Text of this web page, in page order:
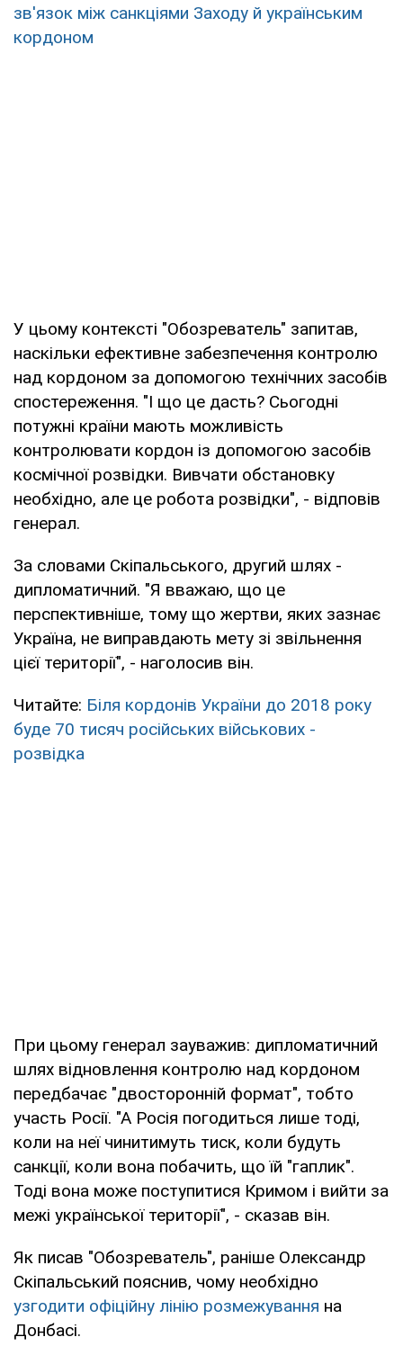
зв'язок між санкціями Заходу й українським
кордоном
У цьому контексті "Обозреватель" запитав,
наскільки ефективне забезпечення контролю
над кордоном за допомогою технічних засобів
спостереження. "І що це дасть? Сьогодні
потужні країни мають можливість
контролювати кордон із допомогою засобів
космічної розвідки. Вивчати обстановку
необхідно, але це робота розвідки", - відповів
генерал.
За словами Скіпальського, другий шлях -
дипломатичний. "Я вважаю, що це
перспективніше, тому що жертви, яких зазнає
Україна, не виправдають мету зі звільнення
цієї території", - наголосив він.
Читайте: Біля кордонів України до 2018 року
буде 70 тисяч російських військових -
розвідка
При цьому генерал зауважив: дипломатичний
шлях відновлення контролю над кордоном
передбачає "двосторонній формат", тобто
участь Росії. "А Росія погодиться лише тоді,
коли на неї чинитимуть тиск, коли будуть
санкції, коли вона побачить, що їй "гаплик".
Тоді вона може поступитися Кримом і вийти за
межі української території", - сказав він.
Як писав "Обозреватель", раніше Олександр
Скіпальський пояснив, чому необхідно
узгодити офіційну лінію розмежування на
Донбасі.